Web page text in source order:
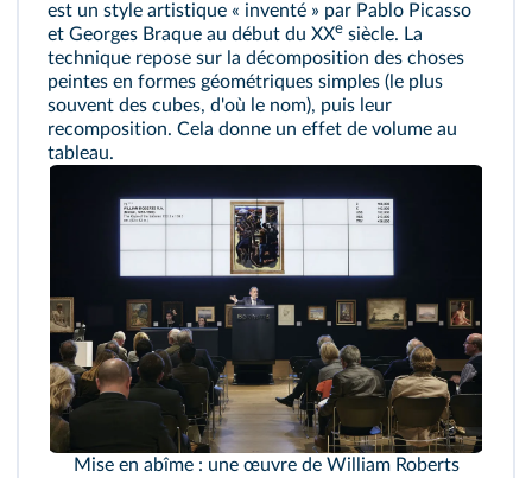
est un style artistique « inventé » par Pablo Picasso
et Georges Braque au début du XXe siècle. La
technique repose sur la décomposition des choses
peintes en formes géométriques simples (le plus
souvent des cubes, d'où le nom), puis leur
recomposition. Cela donne un effet de volume au
tableau.
Mise en abîme : une œuvre de William Roberts